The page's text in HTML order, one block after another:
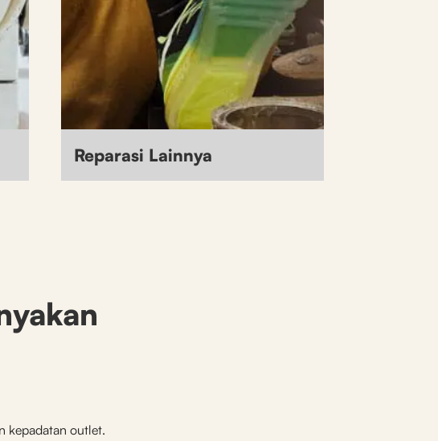
Reparasi Lainnya
kepadatan outlet.